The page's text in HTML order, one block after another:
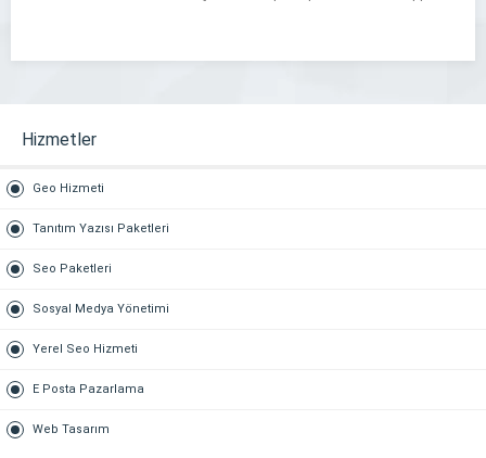
gösteren firmamız, işletmelerin tanıtım ve reklam
[…]
Hizmetler
Geo Hizmeti
Tanıtım Yazısı Paketleri
Seo Paketleri
Sosyal Medya Yönetimi
Yerel Seo Hizmeti
E Posta Pazarlama
Web Tasarım